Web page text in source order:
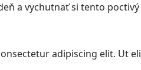
a vychutnať si tento
adipiscing elit. Ut